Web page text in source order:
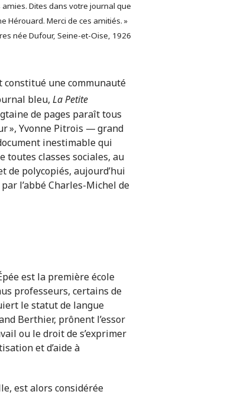
Dites dans votre journal que
Hérouard. Merci de ces amitiés. »
née Dufour, Seine-et-Oise, 1926
constitué une communauté
bleu, La Petite
de pages paraît tous
», Yvonne Pitrois — grand
inestimable qui
toutes classes sociales, au
de polycopiés, aujourd’hui
l’abbé Charles-Michel de
est la première école
professeurs, certains de
le statut de langue
Berthier, prônent l’essor
ou le droit de s’exprimer
et d’aide à
est alors considérée